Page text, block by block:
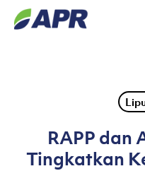
Skip
RAPP dan
Tingkatkan